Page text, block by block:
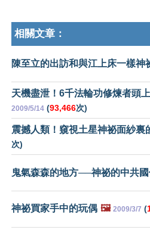
相關文章：
陳至立的出訪和與江上床一樣神
天機盡泄！6千法輪功修煉者頭
2009/5/14 (93,466次)
震撼人類！窺視土星神祕面紗裏
次)
鬼氣森森的地方──神祕的中共
神祕買家手中的玩偶 🖼️ 2009/3/7 (